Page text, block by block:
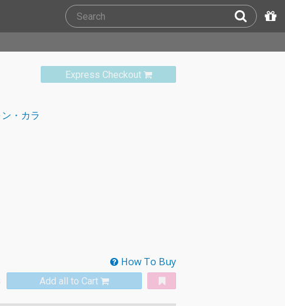
Express Checkout
・カラ
How To Buy
Add all to Cart